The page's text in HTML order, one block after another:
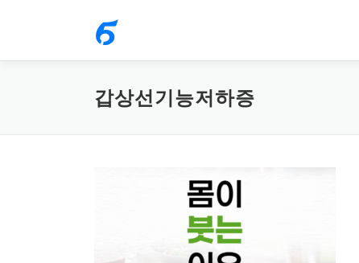
으
갑상선기능저하증